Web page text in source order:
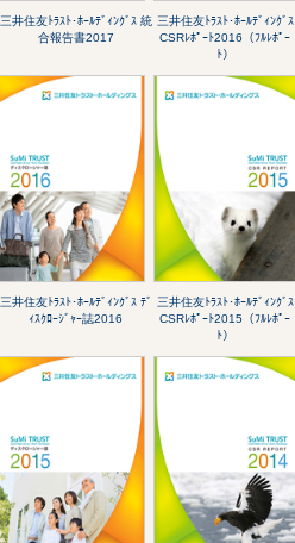
三井住友ﾄﾗｽﾄ･ﾎｰﾙﾃﾞｨﾝｸﾞｽ 統
合報告書2017
三井住友ﾄﾗｽﾄ･ﾎｰﾙﾃﾞｨﾝｸﾞｽ
CSRﾚﾎﾟｰﾄ2016（ﾌﾙﾚﾎﾟｰ
ﾄ）
三井住友ﾄﾗｽﾄ･ﾎｰﾙﾃﾞｨﾝｸﾞｽ ﾃﾞ
ｨｽｸﾛｰｼﾞｬｰ誌2016
三井住友ﾄﾗｽﾄ･ﾎｰﾙﾃﾞｨﾝｸﾞｽ
CSRﾚﾎﾟｰﾄ2015（ﾌﾙﾚﾎﾟｰ
ﾄ）